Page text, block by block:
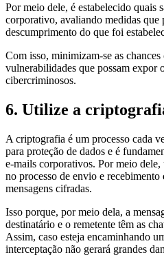
Por meio dele, é estabelecido quais
corporativo, avaliando medidas que
descumprimento do que foi
Com isso, minimizam-se as
vulnerabilidades que possam expor
cibercriminosos.
6. Utilize a
A criptografia é um processo cada
para proteção de dados e é
e-mails corporativos. Por meio
no processo de envio e recebimento
mensagens cifradas.
Isso porque, por meio dela, a
destinatário e o remetente têm as
Assim, caso esteja encaminhando
interceptação não gerará grandes